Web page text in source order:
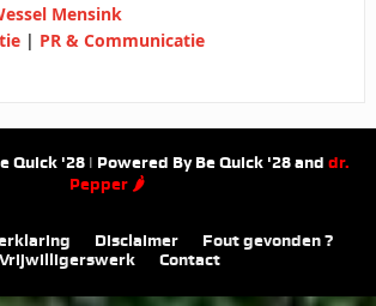
Mensink
| PR & Communicatie
Quick '28 | Powered By Be Quick '28 and dr.
Pepper 🌶
Disclaimer
Fout gevonden ?
Vrijwilligerswerk Contact